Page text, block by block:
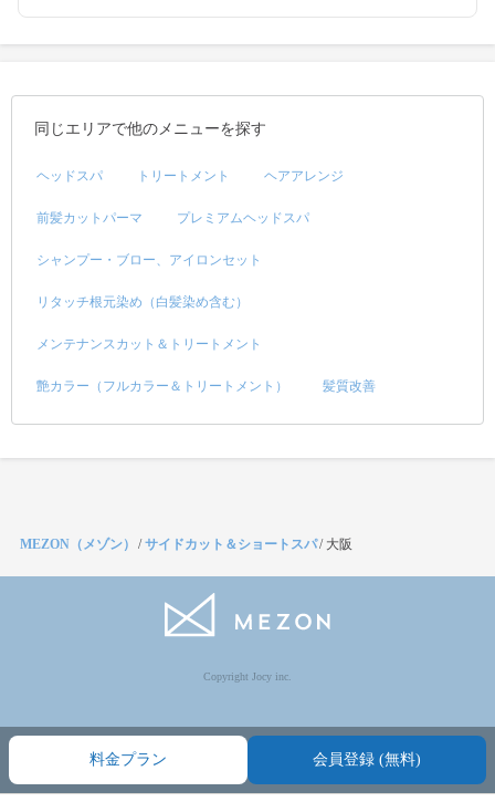
同じエリアで他のメニューを探す
ヘッドスパ トリートメント ヘアアレンジ
前髪カットパーマ プレミアムヘッドスパ
シャンプー・ブロー、アイロンセット
リタッチ根元染め（白髪染め含む）
メンテナンスカット＆トリートメント
艶カラー（フルカラー＆トリートメント） 髪質改善
料金プラン 会員登録 (無料)
MEZON（メゾン） /サイドカット＆ショートスパ/ 大阪
Copyright Jocy inc.